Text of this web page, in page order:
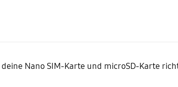
Nano SIM-Karte und microSD-Karte